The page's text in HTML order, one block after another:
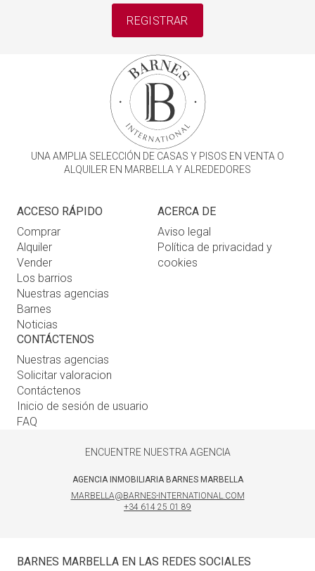
REGISTRAR
UNA AMPLIA SELECCIÓN DE CASAS Y PISOS EN VENTA O
ALQUILER EN MARBELLA Y ALREDEDORES
ACCESO RÁPIDO
Comprar
Alquiler
Vender
Los barrios
Nuestras agencias
Barnes
Noticias
ACERCA DE
Aviso legal
Política de privacidad y
cookies
CONTÁCTENOS
Nuestras agencias
Solicitar valoracion
Contáctenos
Inicio de sesión de usuario
FAQ
ENCUENTRE NUESTRA AGENCIA
AGENCIA INMOBILIARIA BARNES MARBELLA
MARBELLA@BARNES-INTERNATIONAL.COM
+34 614 25 01 89
BARNES MARBELLA EN LAS REDES SOCIALES